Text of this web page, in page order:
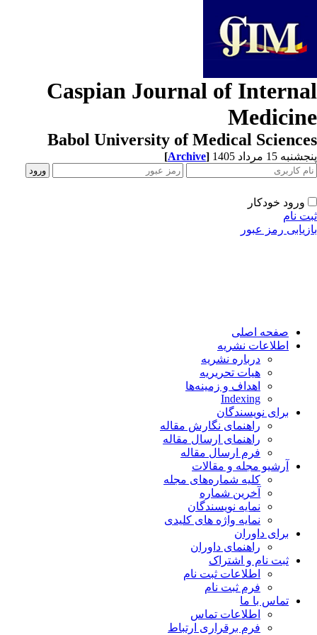
Caspian Journal of
Babol University of Medical
15 مرداد 1405 [Archive]
ورود خودکار
نام
رمز عبور
صفحه اصلی
اطلاعات نشریه
درباره نشریه
هیات تحریریه
اهداف و زمینه‌ها
Indexing
برای نویسندگان
راهنمای نگارش مقاله
راهنمای ارسال مقاله
فرم ارسال مقاله
آرشیو مجله و مقالات
کلیه شماره‌های مجله
آخرین شماره
نمایه نویسندگان
نمایه واژه های کلیدی
برای داوران
راهنمای داوران
ثبت نام و اشتراک
اطلاعات ثبت نام
فرم ثبت نام
تماس با ما
اطلاعات تماس
فرم برقراری ارتباط